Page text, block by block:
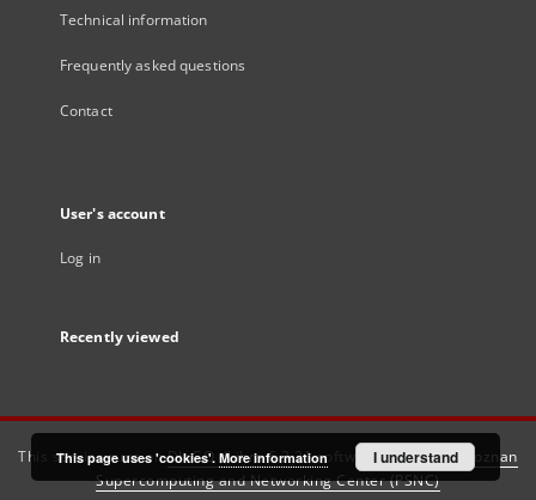
Technical information
Frequently asked questions
Contact
User's account
Log in
Recently viewed
This service runs onDInGO dLibra 6.3.21software created by
Poznan
Supercomputing and Networking Center (PSNC)
This page uses 'cookies'. More information I understand